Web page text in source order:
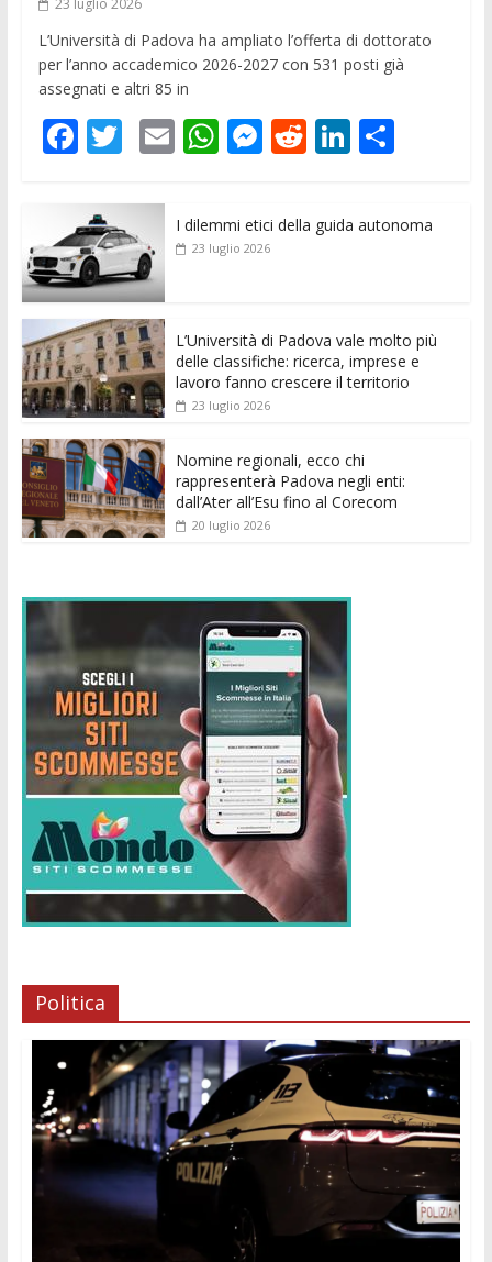
L’Università di Padova ha ampliato l’offerta di dottorato
per l’anno accademico 2026-2027 con 531 posti già
assegnati e altri 85 in
F
e
b
o
o
k
T
itt
er
E
ai
l
W
s
p
M
ss
e
er
R
di
Li
e
C
di
I dilemmi etici della guida autonoma
23 luglio 2026
L’Università di Padova vale molto più
delle classifiche: ricerca, imprese e
lavoro fanno crescere il territorio
23 luglio 2026
Nomine regionali, ecco chi
rappresenterà Padova negli enti:
dall’Ater all’Esu fino al Corecom
20 luglio 2026
Politica